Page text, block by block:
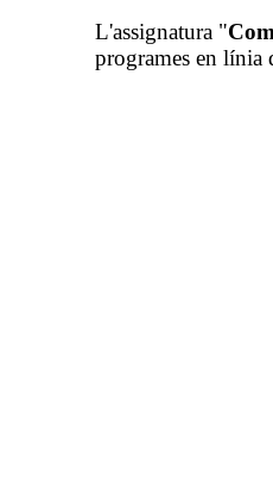
L'assignatura "
programes en línia